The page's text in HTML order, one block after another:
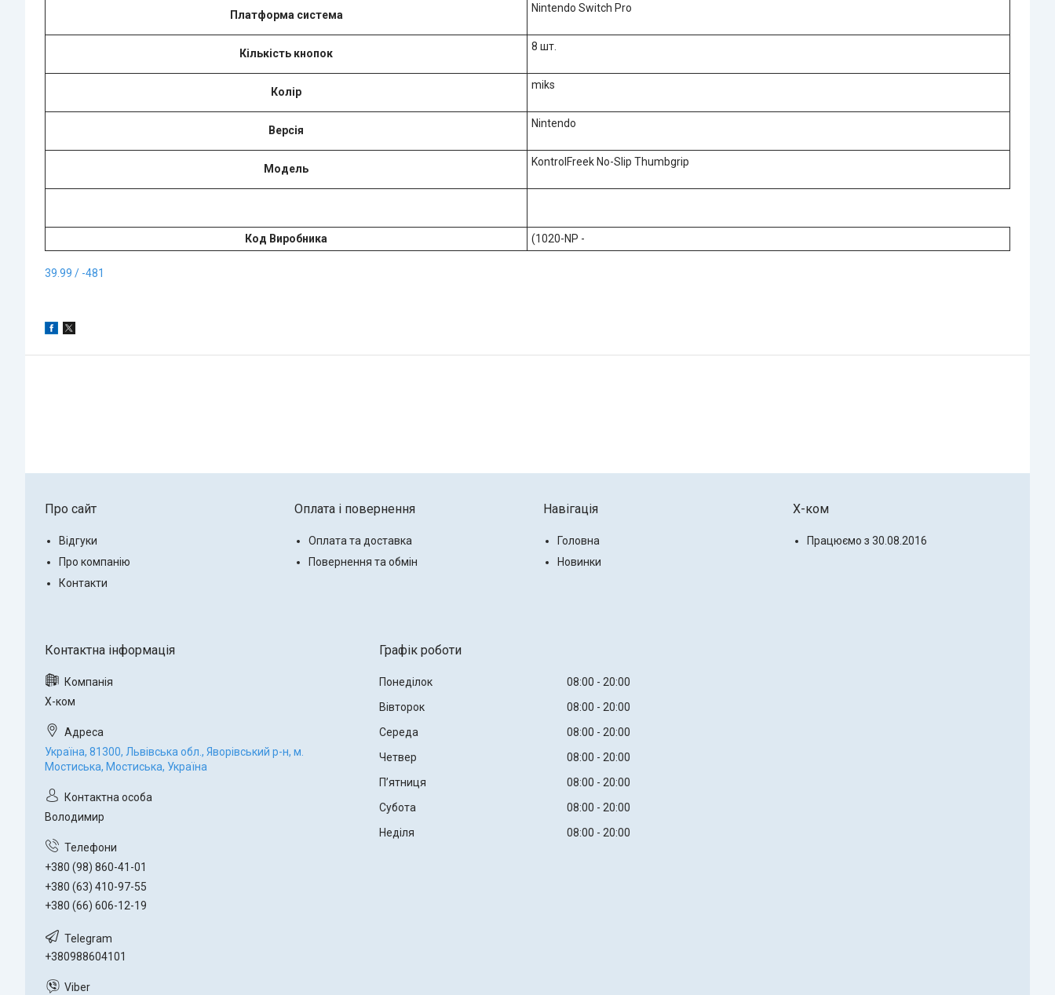
Платформа система
Nintendo Switch Pro
Кількість кнопок
8 шт.
Колір
miks
Версія
Nintendo
Модель
KontrolFreek No-Slip Thumbgrip
Код Виробника (1020-NP -
39.99 / -481
Про сайт
Відгуки
Про компанію
Контакти
Оплата і повернення
Оплата та доставка
Повернення та обмін
Навігація
Головна
Новинки
X-ком
Працюємо з 30.08.2016
Х-ком
Україна, 81300, Львівська обл., Яворівський р-н, м.
Мостиська, Мостиська, Україна
Володимир
+380 (98) 860-41-01
+380 (63) 410-97-55
+380 (66) 606-12-19
+380988604101
Графік роботи
Понеділок 08:00
20:00
Вівторок
08:00
20:00
Середа
08:00
20:00
Четвер
08:00
20:00
Пʼятниця
08:00
20:00
Субота
08:00
20:00
Неділя
08:00 20:00